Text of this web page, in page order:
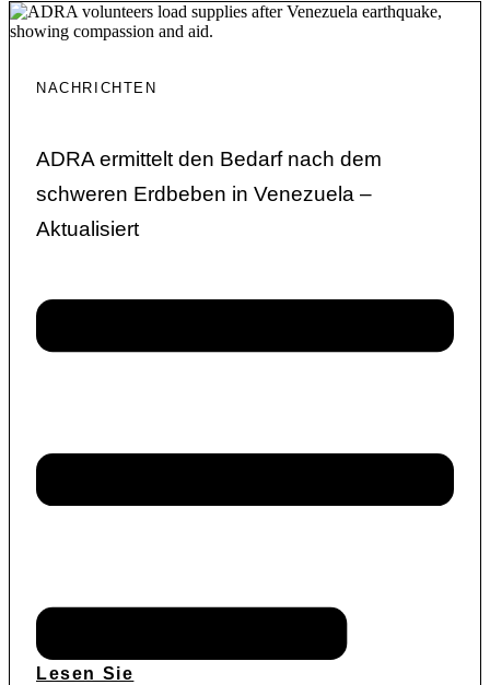
NACHRICHTEN
ADRA ermittelt den Bedarf nach dem
schweren Erdbeben in Venezuela –
Aktualisiert
Lesen Sie